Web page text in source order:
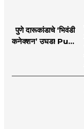
पुणे दारूकांडाचे ‘भिवंडी
कनेक्शन’ उघड! Pune